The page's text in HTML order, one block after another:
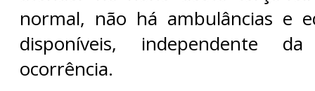
normal, não há ambulâncias e
disponíveis, independente
ocorrência.